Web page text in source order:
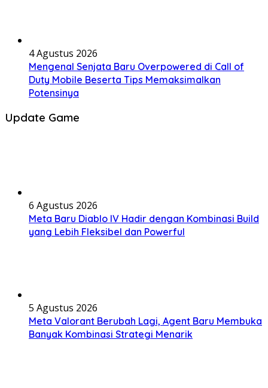
4 Agustus 2026
Mengenal Senjata Baru Overpowered di Call of
Duty Mobile Beserta Tips Memaksimalkan
Potensinya
Update Game
6 Agustus 2026
Meta Baru Diablo IV Hadir dengan Kombinasi Build
yang Lebih Fleksibel dan Powerful
5 Agustus 2026
Meta Valorant Berubah Lagi, Agent Baru Membuka
Banyak Kombinasi Strategi Menarik